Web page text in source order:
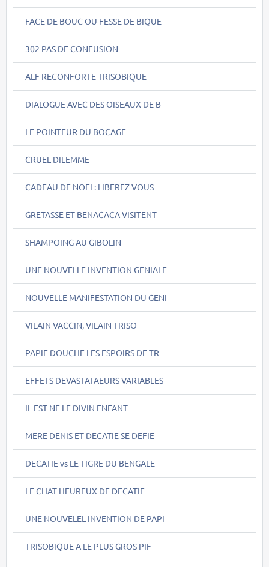
FACE DE BOUC OU FESSE DE BIQUE
302 PAS DE CONFUSION
ALF RECONFORTE TRISOBIQUE
DIALOGUE AVEC DES OISEAUX DE B
LE POINTEUR DU BOCAGE
CRUEL DILEMME
CADEAU DE NOEL: LIBEREZ VOUS
GRETASSE ET BENACACA VISITENT
SHAMPOING AU GIBOLIN
UNE NOUVELLE INVENTION GENIALE
NOUVELLE MANIFESTATION DU GENI
VILAIN VACCIN, VILAIN TRISO
PAPIE DOUCHE LES ESPOIRS DE TR
EFFETS DEVASTATAEURS VARIABLES
IL EST NE LE DIVIN ENFANT
MERE DENIS ET DECATIE SE DEFIE
DECATIE vs LE TIGRE DU BENGALE
LE CHAT HEUREUX DE DECATIE
UNE NOUVELEL INVENTION DE PAPI
TRISOBIQUE A LE PLUS GROS PIF